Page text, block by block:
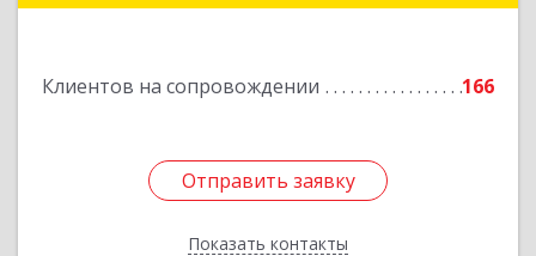
Клиентов на сопровождении 166
Отправить заявку
Показать контакты
Отправить заявку
Назад